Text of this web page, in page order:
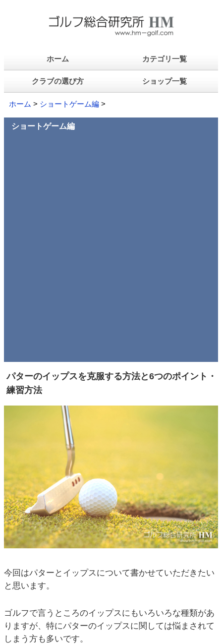
ホーム カテゴリ一覧
クラブの選び方 ショップ一覧
ホーム > ショートゲーム編 >
ショートゲーム編
パターのイップスを克服する方法と6つのポイント・
練習方法
今回はパターとイップスについて書かせていただきたい
と思います。
ゴルフで言うところのイップスにもいろいろな種類があ
りますが、特にパターのイップスに関しては悩まされて
しまう方も多いです。